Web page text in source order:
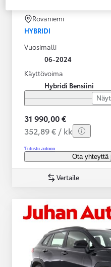
Rovaniemi
HYBRIDI
Vuosimalli
06-2024
Käyttövoima
Hybridi Bensiini
31 990,00 €
352,89 € / kk
Tutustu autoon
Ota yhteyttä
Vertaile